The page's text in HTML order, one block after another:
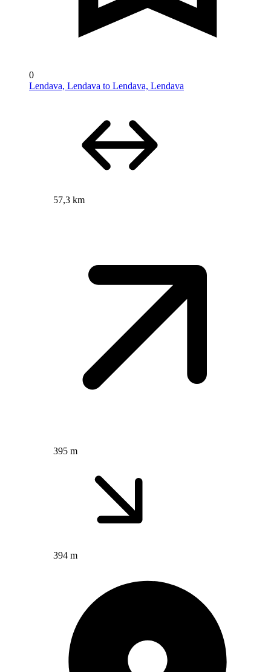
0
Lendava, Lendava to Lendava, Lendava
57,3 km
395 m
394 m